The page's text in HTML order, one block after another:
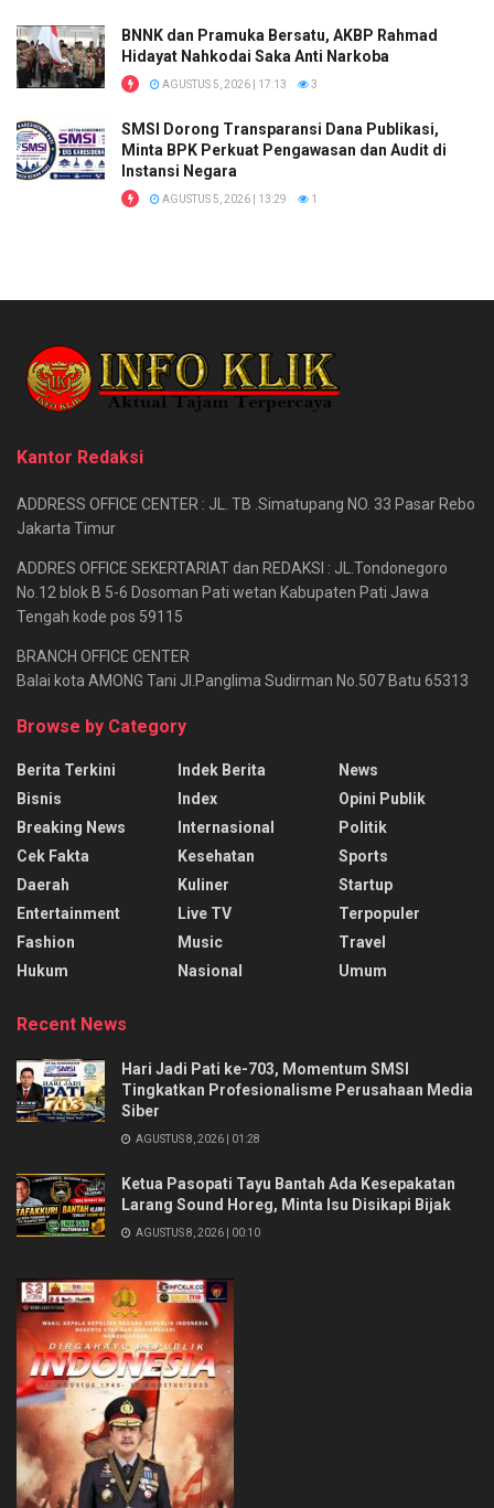
BNNK dan Pramuka Bersatu, AKBP Rahmad
Hidayat Nahkodai Saka Anti Narkoba
AGUSTUS 5, 2026 | 17:13 3
SMSI Dorong Transparansi Dana Publikasi,
Minta BPK Perkuat Pengawasan dan Audit di
Instansi Negara
AGUSTUS 5, 2026 | 13:29 1
Kantor Redaksi
ADDRESS OFFICE CENTER : JL. TB .Simatupang NO. 33 Pasar Rebo
Jakarta Timur
ADDRES OFFICE SEKERTARIAT dan REDAKSI : JL.Tondonegoro
No.12 blok B 5-6 Dosoman Pati wetan Kabupaten Pati Jawa
Tengah kode pos 59115
BRANCH OFFICE CENTER
Balai kota AMONG Tani Jl.Panglima Sudirman No.507 Batu 65313
Browse by Category
Berita Terkini
Bisnis
Breaking News
Cek Fakta
Daerah
Entertainment
Fashion
Hukum
Indek Berita
Index
Internasional
Kesehatan
Kuliner
Live TV
Music
Nasional
News
Opini Publik
Politik
Sports
Startup
Terpopuler
Travel
Umum
Recent News
Hari Jadi Pati ke-703, Momentum SMSI
Tingkatkan Profesionalisme Perusahaan Media
Siber
AGUSTUS 8, 2026 | 01:28
Ketua Pasopati Tayu Bantah Ada Kesepakatan
Larang Sound Horeg, Minta Isu Disikapi Bijak
AGUSTUS 8, 2026 | 00:10